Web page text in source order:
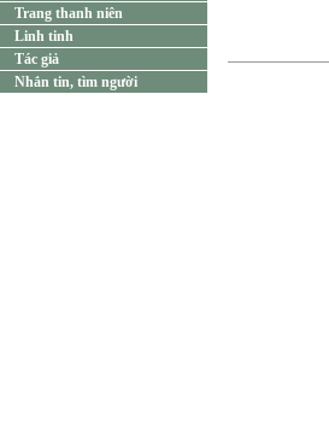
Trang thanh niên
Linh tinh
Tác giả
Nhắn tin, tìm người